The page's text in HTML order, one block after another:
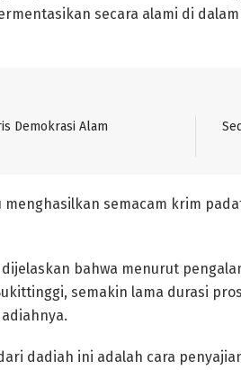
secara alami di
Demokrasi Alam
menghasilkan semacam krim
bahwa menurut
semakin lama durasi
dadiah ini adalah cara